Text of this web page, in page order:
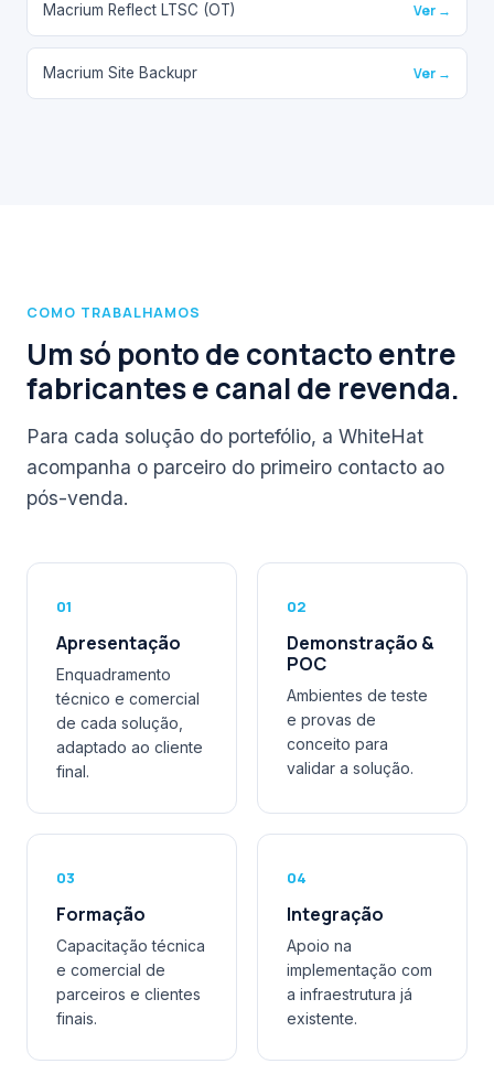
Macrium Reflect LTSC (OT) Ver →
Macrium Site Backupr Ver →
COMO TRABALHAMOS
Um só ponto de contacto entre
fabricantes e canal de revenda.
Para cada solução do portefólio, a WhiteHat
acompanha o parceiro do primeiro contacto ao
pós-venda.
01
Apresentação
Enquadramento
técnico e comercial
de cada solução,
adaptado ao cliente
final.
02
Demonstração &
POC
Ambientes de teste
e provas de
conceito para
validar a solução.
03
Formação
Capacitação técnica
e comercial de
parceiros e clientes
finais.
04
Integração
Apoio na
implementação com
a infraestrutura já
existente.